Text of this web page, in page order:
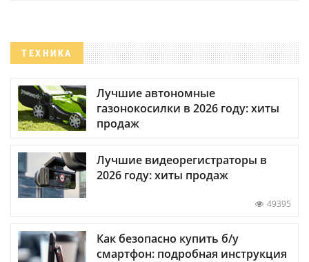
ТЕХНИКА
Лучшие автономные
газонокосилки в 2026 году: хиты
продаж
Лучшие видеорегистраторы в
2026 году: хиты продаж
49395
Как безопасно купить б/у
смартфон: подробная инструкция